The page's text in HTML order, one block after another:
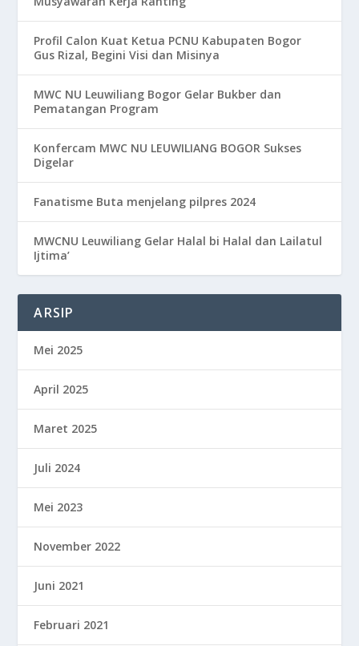
Profil Calon Kuat Ketua PCNU Kabupaten Bogor
Gus Rizal, Begini Visi dan Misinya
MWC NU Leuwiliang Bogor Gelar Bukber dan
Pematangan Program
Konfercam MWC NU LEUWILIANG BOGOR Sukses
Digelar
Fanatisme Buta menjelang pilpres 2024
MWCNU Leuwiliang Gelar Halal bi Halal dan Lailatul
Ijtima’
ARSIP
Mei 2025
April 2025
Maret 2025
Juli 2024
Mei 2023
November 2022
Juni 2021
Februari 2021